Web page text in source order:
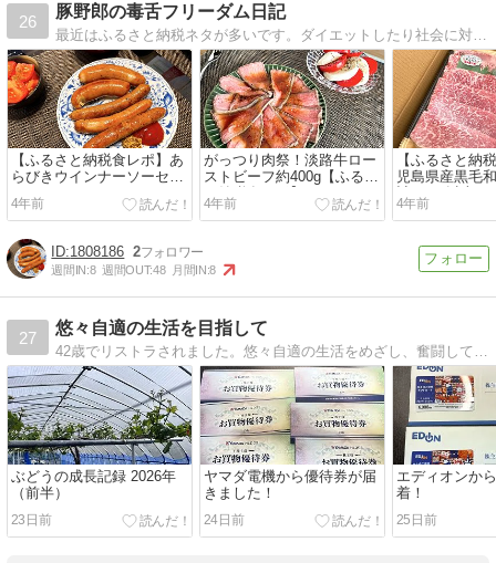
26
豚野郎の毒舌フリーダム日記
【ふるさと納税食レポ】あ
らびきウインナーソーセー
ジ＆フランクフルトソーセ
ージ 2.2kg
4年前
がっつり肉祭！淡路牛ロー
ストビーフ約400g【ふるさ
と納税食レポ】
4年前
【ふるさと納
児島県産黒毛
計2.5kg以上！
4年前
1808186 2
週間IN:8 週間OUT:48 月間IN:8
27
悠々自適の生活を目指して
ぶどうの成長記録 2026年
（前半）
23日前
ヤマダ電機から優待券が届
きました！
24日前
エディオンか
着！
25日前